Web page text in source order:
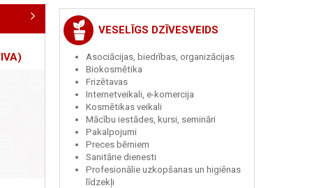
VESELĪGS DZĪVESVEIDS
Asociācijas, biedrības, organizācijas
Biokosmētika
Frizētavas
Internetveikali, e-komercija
Kosmētikas veikali
Mācību iestādes, kursi, semināri
Pakalpojumi
Preces bērniem
Sanitārie dienesti
Profesionālie uzkopšanas un higiēnas
līdzekļi